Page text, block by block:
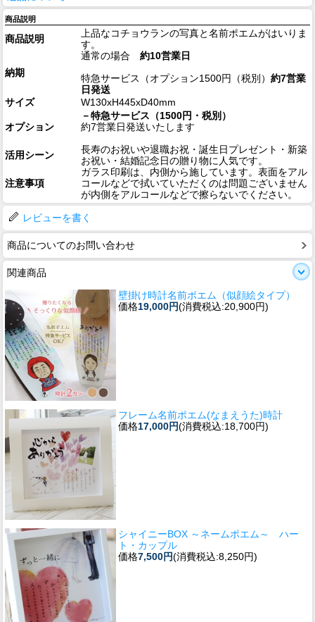
商品説明
商品説明
上品なコチョウランの写真と名前ポエムがはいりま
す。
納期
通常の場合 約10営業日
特急サービス（オプション1500円（税別） 約7営業
日発送
サイズ
W130xH445xD40mm
オプション
－特急サービス（1500円・税別）
約7営業日発送いたします
活用シーン
長寿のお祝いや退職お祝・誕生日プレゼント・新築
お祝い・結婚記念日の贈り物に人気です。
注意事項
ガラス印刷は、内側から施しています。表面をアル
コールなどで拭いていただくのは問題ございません
が内側をアルコールなどで擦らないでください。
レビューを書く
商品についてのお問い合わせ
関連商品
壁掛け時計名前ポエム（似顔絵タイプ）
価格19,000円(消費税込:20,900円)
フレーム名前ポエム(なまえうた)時計
価格17,000円(消費税込:18,700円)
シャイニーBOX ～ネームポエム～ ハー
ト・カップル
価格7,500円(消費税込:8,250円)